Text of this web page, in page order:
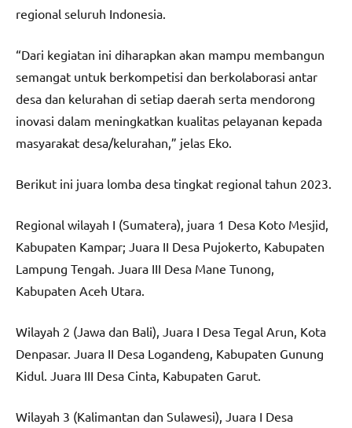
regional seluruh Indonesia.
“Dari kegiatan ini diharapkan akan mampu membangun
semangat untuk berkompetisi dan berkolaborasi antar
desa dan kelurahan di setiap daerah serta mendorong
inovasi dalam meningkatkan kualitas pelayanan kepada
masyarakat desa/kelurahan,” jelas Eko.
Berikut ini juara lomba desa tingkat regional tahun 2023.
Regional wilayah I (Sumatera), juara 1 Desa Koto Mesjid,
Kabupaten Kampar; Juara II Desa Pujokerto, Kabupaten
Lampung Tengah. Juara III Desa Mane Tunong,
Kabupaten Aceh Utara.
Wilayah 2 (Jawa dan Bali), Juara I Desa Tegal Arun, Kota
Denpasar. Juara II Desa Logandeng, Kabupaten Gunung
Kidul. Juara III Desa Cinta, Kabupaten Garut.
Wilayah 3 (Kalimantan dan Sulawesi), Juara I Desa